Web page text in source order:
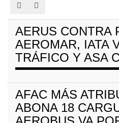
del
AERUS CONTRA
AEROMAR, IATA
TRÁFICO Y ASA
AFAC MÁS
ABONA 18